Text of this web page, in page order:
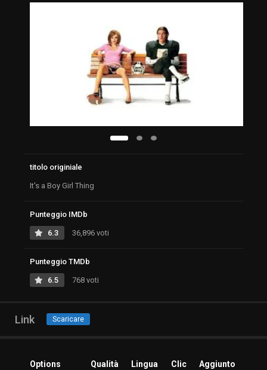
titolo originiale
It's a Boy Girl Thing
Punteggio IMDb
6.3 36,896 voti
Punteggio TMDb
6.5 768 voti
Link Scaricare
Options Qualità Lingua Clic Aggiunto